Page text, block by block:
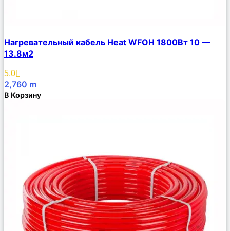
Описание
Избранное
Нагревательный кабель Heat WFOH 1800Вт 10 —
13.8м2
5.0
2,760 m
В Корзину